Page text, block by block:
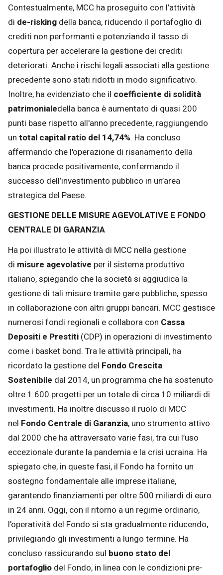
Contestualmente, MCC ha proseguito con l’attività
di de-risking della banca, riducendo il portafoglio di
crediti non performanti e potenziando il tasso di
copertura per accelerare la gestione dei crediti
deteriorati. Anche i rischi legali associati alla gestione
precedente sono stati ridotti in modo significativo.
Inoltre, ha evidenziato che il coefficiente di solidità
patrimonialedella banca è aumentato di quasi 200
punti base rispetto all'anno precedente, raggiungendo
un total capital ratio del 14,74%. Ha concluso
affermando che l'operazione di risanamento della
banca procede positivamente, confermando il
successo dell’investimento pubblico in un’area
strategica del Paese.
GESTIONE DELLE MISURE AGEVOLATIVE E FONDO
CENTRALE DI GARANZIA
Ha poi illustrato le attività di MCC nella gestione
di misure agevolative per il sistema produttivo
italiano, spiegando che la società si aggiudica la
gestione di tali misure tramite gare pubbliche, spesso
in collaborazione con altri gruppi bancari. MCC gestisce
numerosi fondi regionali e collabora con Cassa
Depositi e Prestiti (CDP) in operazioni di investimento
come i basket bond. Tra le attività principali, ha
ricordato la gestione del Fondo Crescita
Sostenibile dal 2014, un programma che ha sostenuto
oltre 1.600 progetti per un totale di circa 10 miliardi di
investimenti. Ha inoltre discusso il ruolo di MCC
nel Fondo Centrale di Garanzia, uno strumento attivo
dal 2000 che ha attraversato varie fasi, tra cui l’uso
eccezionale durante la pandemia e la crisi ucraina. Ha
spiegato che, in queste fasi, il Fondo ha fornito un
sostegno fondamentale alle imprese italiane,
garantendo finanziamenti per oltre 500 miliardi di euro
in 24 anni. Oggi, con il ritorno a un regime ordinario,
l'operatività del Fondo si sta gradualmente riducendo,
privilegiando gli investimenti a lungo termine. Ha
concluso rassicurando sul buono stato del
portafoglio del Fondo, in linea con le condizioni pre-